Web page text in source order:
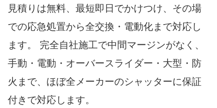
見積りは無料、最短即日でかけつけ、その場
での応急処置から全交換・電動化まで対応し
ます。 完全自社施工で中間マージンがなく、
手動・電動・オーバースライダー・大型・防
火まで、ほぼ全メーカーのシャッターに保証
付きで対応します。